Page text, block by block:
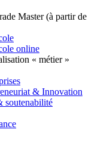
Master (à partir de
online
« métier »
& Innovation
soutenabilité